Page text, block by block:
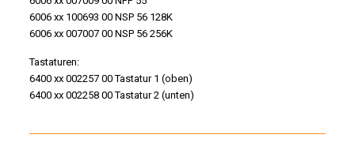
6006 xx 100693 00 NSP 56 128K
6006 xx 007007 00 NSP 56 256K
Tastaturen:
6400 xx 002257 00 Tastatur 1 (oben)
6400 xx 002258 00 Tastatur 2 (unten)